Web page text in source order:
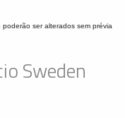
ser alterados sem prévia
Sweden